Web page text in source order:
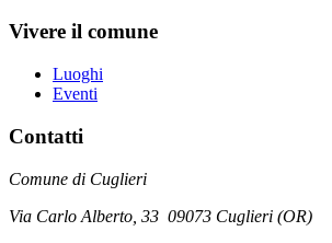
Vivere il comune
Luoghi
Eventi
Contatti
Comune di Cuglieri
Via Carlo Alberto, 33 09073 Cuglieri (OR)